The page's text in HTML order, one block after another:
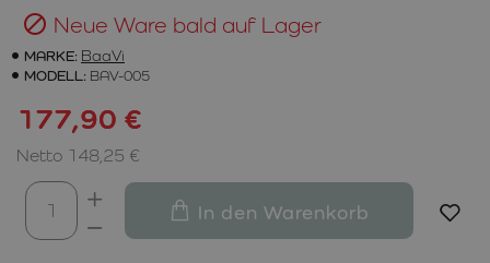
Neue Ware bald auf Lager
MARKE: BaaVi
MODELL: BAV-005
177,90 €
Netto 148,25 €
In den Warenkorb